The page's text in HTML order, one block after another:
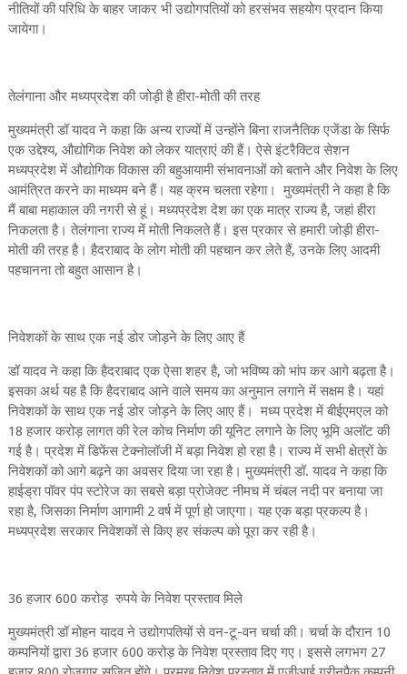
नीतियों की परिधि के बाहर जाकर भी उद्योगपतियों को हरसंभव सहयोग प्रदान किया
जायेगा।
तेलंगाना और मध्यप्रदेश की जोड़ी है हीरा-मोती की तरह
मुख्यमंत्री डॉ यादव ने कहा कि अन्य राज्यों में उन्होंने बिना राजनैतिक एजेंडा के सिर्फ
एक उद्देश्य, औद्योगिक निवेश को लेकर यात्राएं की हैं। ऐसे इंटरैक्टिव सेशन
मध्यप्रदेश में औद्योगिक विकास की बहुआयामी संभावनाओं को बताने और निवेश के लिए
आमंत्रित करने का माध्यम बने हैं। यह क्रम चलता रहेगा। मुख्यमंत्री ने कहा है कि
मैं बाबा महाकाल की नगरी से हूं। मध्यप्रदेश देश का एक मात्र राज्य है, जहां हीरा
निकलता है। तेलंगाना राज्य में मोती निकलते हैं। इस प्रकार से हमारी जोड़ी हीरा-
मोती की तरह है। हैदराबाद के लोग मोती की पहचान कर लेते हैं, उनके लिए आदमी
पहचानना तो बहुत आसान है।
निवेशकों के साथ एक नई डोर जोड़ने के लिए आए हैं
डॉ यादव ने कहा कि हैदराबाद एक ऐसा शहर है, जो भविष्य को भांप कर आगे बढ़ता है।
इसका अर्थ यह है कि हैदराबाद आने वाले समय का अनुमान लगाने में सक्षम है। यहां
निवेशकों के साथ एक नई डोर जोड़ने के लिए आए हैं। मध्य प्रदेश में बीईएमएल को
18 हजार करोड़ लागत की रेल कोच निर्माण की यूनिट लगाने के लिए भूमि अलॉट की
गई है। प्रदेश में डिफेंस टेक्नोलॉजी में बड़ा निवेश हो रहा है। राज्य में सभी क्षेत्रों के
निवेशकों को आगे बढ़ने का अवसर दिया जा रहा है। मुख्यमंत्री डॉ. यादव ने कहा कि
हाईड्रा पॉवर पंप स्टोरेज का सबसे बड़ा प्रोजेक्ट नीमच में चंबल नदी पर बनाया जा
रहा है, जिसका निर्माण आगामी 2 वर्ष में पूर्ण हो जाएगा। यह एक बड़ा प्रकल्प है।
मध्यप्रदेश सरकार निवेशकों से किए हर संकल्प को पूरा कर रही है।
36 हजार 600 करोड़ रुपये के निवेश प्रस्ताव मिले
मुख्यमंत्री डॉ मोहन यादव ने उद्योगपतियों से वन-टू-वन चर्चा की। चर्चा के दौरान 10
कम्पनियों द्वारा 36 हजार 600 करोड़ के निवेश प्रस्ताव दिए गए। इससे लगभग 27